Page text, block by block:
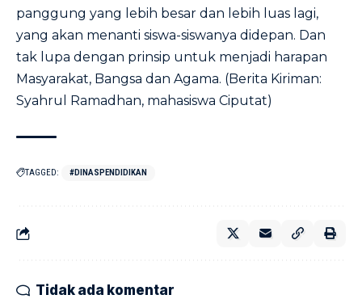
panggung yang lebih besar dan lebih luas lagi,
yang akan menanti siswa-siswanya didepan. Dan
tak lupa dengan prinsip untuk menjadi harapan
Masyarakat, Bangsa dan Agama. (Berita Kiriman:
Syahrul Ramadhan, mahasiswa Ciputat)
TAGGED: #DINASPENDIDIKAN
Tidak ada komentar